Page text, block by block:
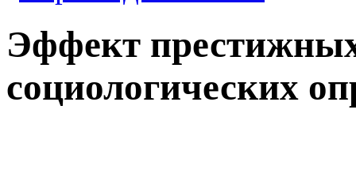
Эффект
социологических